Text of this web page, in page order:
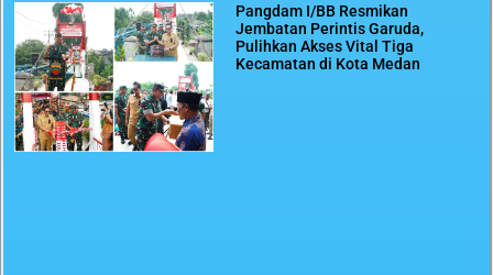
Pangdam I/BB Resmikan
Jembatan Perintis Garuda,
Pulihkan Akses Vital Tiga
Kecamatan di Kota Medan